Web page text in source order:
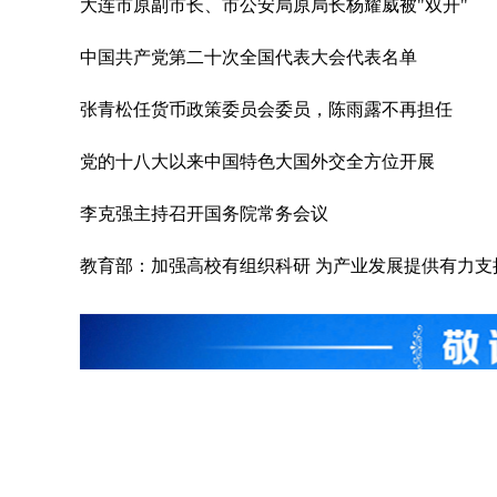
大连市原副市长、市公安局原局长杨耀威被"双开"
中国共产党第二十次全国代表大会代表名单
张青松任货币政策委员会委员，陈雨露不再担任
党的十八大以来中国特色大国外交全方位开展
李克强主持召开国务院常务会议
教育部：加强高校有组织科研 为产业发展提供有力支